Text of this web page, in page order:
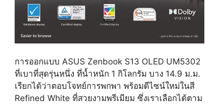
การออกแบบ ASUS Zenbook S13 OLED UM5302
ที่เบาที่สุดรุ่นหนึ่ง ที่น้ำหนัก 1 กิโลกรัม บาง 14.9 ม.ม.
เรียกได้ว่าตอบโจทย์การพกพา พร้อมดีไซน์ใหม่ในสี
Refined White ที่สวยงามพรีเมียม ซึ่งเราเลือกได้ตาม